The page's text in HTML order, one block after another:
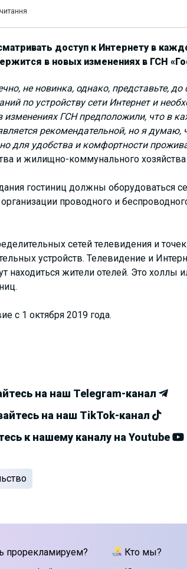
доступ к Интернету в
в новых изменениях в ГСН
не новинка, однако, представьте,
по устройству сети Интернет и
ГСН предположили, что в
рекомендательной, но я думаю,
для удобства и комфортности
и жилищно-коммунального
гостиниц должны оборудоваться
проводного и
сетей телевидения и
устройств. Телевидение и
находиться жители отелей. Это холлы
с 1 октября 2019 года.
на наш Telegram-канал
на наш TikTok-канал
к нашему каналу на Youtube
прорекламируем?
Кто мы?